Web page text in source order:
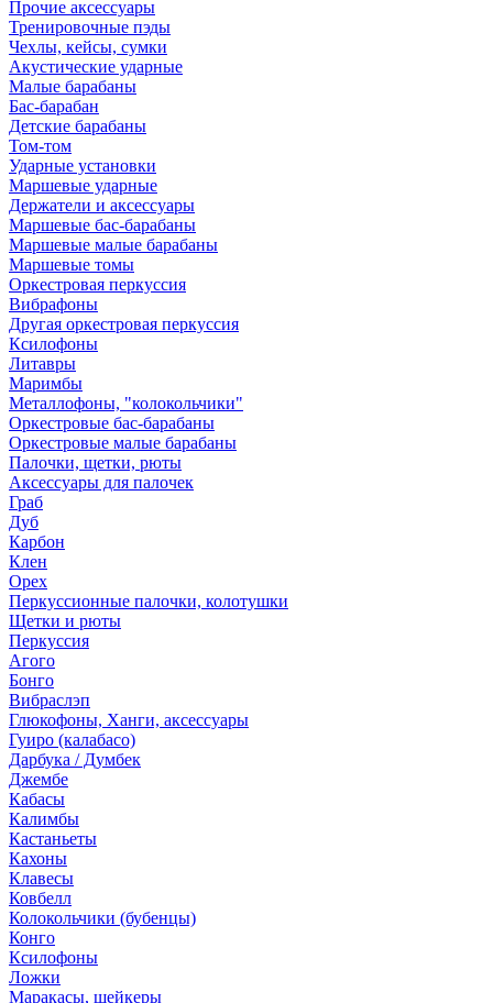
Прочие аксессуары
Тренировочные пэды
Чехлы, кейсы, сумки
Акустические ударные
Mалые барабаны
Бас-барабан
Детские барабаны
Том-том
Ударные установки
Маршевые ударные
Держатели и аксессуары
Маршевые бас-барабаны
Маршевые малые барабаны
Маршевые томы
Оркестровая перкуссия
Вибрафоны
Другая оркестровая перкуссия
Ксилофоны
Литавры
Маримбы
Металлофоны, "колокольчики"
Оркестровые бас-барабаны
Оркестровые малые барабаны
Палочки, щетки, рюты
Аксессуары для палочек
Граб
Дуб
Карбон
Клен
Орех
Перкуссионные палочки, колотушки
Щетки и рюты
Перкуссия
Агого
Бонго
Вибраслэп
Глюкофоны, Ханги, аксессуары
Гуиро (калабасо)
Дарбука / Думбек
Джембе
Кабасы
Калимбы
Кастаньеты
Кахоны
Клавесы
Ковбелл
Колокольчики (бубенцы)
Конго
Ксилофоны
Ложки
Маракасы, шейкеры